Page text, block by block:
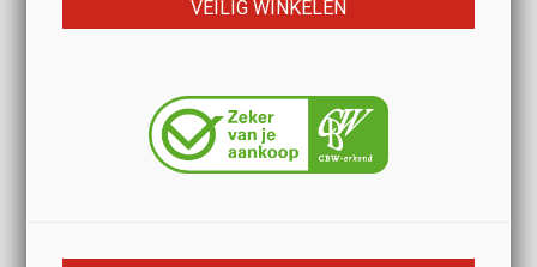
VEILIG WINKELEN